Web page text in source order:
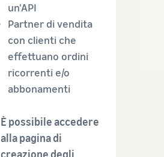
un'API
Partner di vendita
con clienti che
effettuano ordini
ricorrenti e/o
abbonamenti
È possibile accedere
alla pagina di
creazione degli